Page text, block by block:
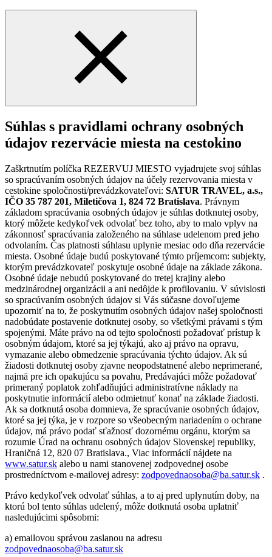
Súhlas s pravidlami ochrany osobných
údajov rezervácie miesta na cestokino
Zaškrtnutím políčka REZERVUJ MIESTO vyjadrujete svoj súhlas
so spracúvaním osobných údajov na účely rezervovania miesta v
cestokine spoločnosti/prevádzkovateľovi: SATUR TRAVEL, a.s.,
IČO 35 787 201, Miletičova 1, 824 72 Bratislava. Právnym
základom spracúvania osobných údajov je súhlas dotknutej osoby,
ktorý môžete kedykoľvek odvolať bez toho, aby to malo vplyv na
zákonnosť spracúvania založeného na súhlase udelenom pred jeho
odvolaním. Čas platnosti súhlasu uplynie mesiac odo dňa rezervácie
miesta. Osobné údaje budú poskytované týmto príjemcom: subjekty,
ktorým prevádzkovateľ poskytuje osobné údaje na základe zákona.
Osobné údaje nebudú poskytované do tretej krajiny alebo
medzinárodnej organizácii a ani nedôjde k profilovaniu. V súvislosti
so spracúvaním osobných údajov si Vás súčasne dovoľujeme
upozorniť na to, že poskytnutím osobných údajov našej spoločnosti
nadobúdate postavenie dotknutej osoby, so všetkými právami s tým
spojenými. Máte právo na od tejto spoločnosti požadovať prístup k
osobným údajom, ktoré sa jej týkajú, ako aj právo na opravu,
vymazanie alebo obmedzenie spracúvania týchto údajov. Ak sú
žiadosti dotknutej osoby zjavne neopodstatnené alebo neprimerané,
najmä pre ich opakujúcu sa povahu, Predávajúci môže požadovať
primeraný poplatok zohľadňujúci administratívne náklady na
poskytnutie informácií alebo odmietnuť konať na základe žiadosti.
Ak sa dotknutá osoba domnieva, že spracúvanie osobných údajov,
ktoré sa jej týka, je v rozpore so všeobecným nariadením o ochrane
údajov, má právo podať sťažnosť dozornému orgánu, ktorým sa
rozumie Úrad na ochranu osobných údajov Slovenskej republiky,
Hraničná 12, 820 07 Bratislava., Viac informácií nájdete na
www.satur.sk alebo u nami stanovenej zodpovednej osobe
prostredníctvom e-mailovej adresy: zodpovednaosoba@ba.satur.sk .
Právo kedykoľvek odvolať súhlas, a to aj pred uplynutím doby, na
ktorú bol tento súhlas udelený, môže dotknutá osoba uplatniť
nasledujúcimi spôsobmi:
a) emailovou správou zaslanou na adresu
zodpovednaosoba@ba.satur.sk